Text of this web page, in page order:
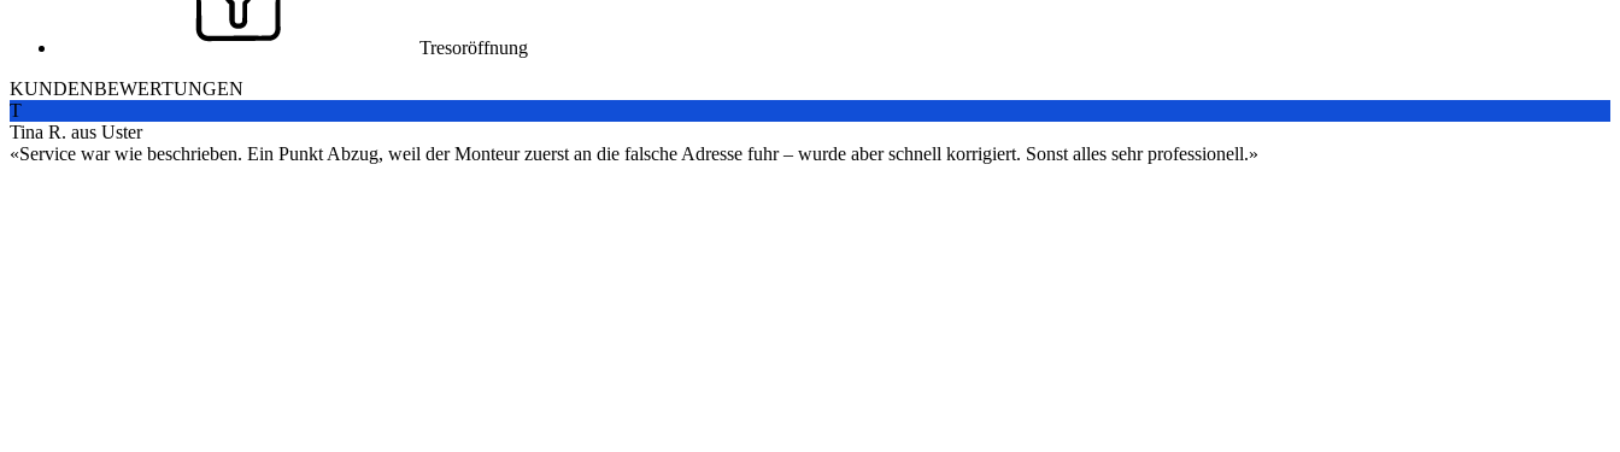
Tresoröffnung
KUNDENBEWERTUNGEN
T
Tina R. aus Uster
Service war wie beschrieben. Ein Punkt Abzug, weil der Monteur zuerst an die falsche Adresse fuhr – wurde aber schnell korrigiert. Sonst alles sehr professionell.